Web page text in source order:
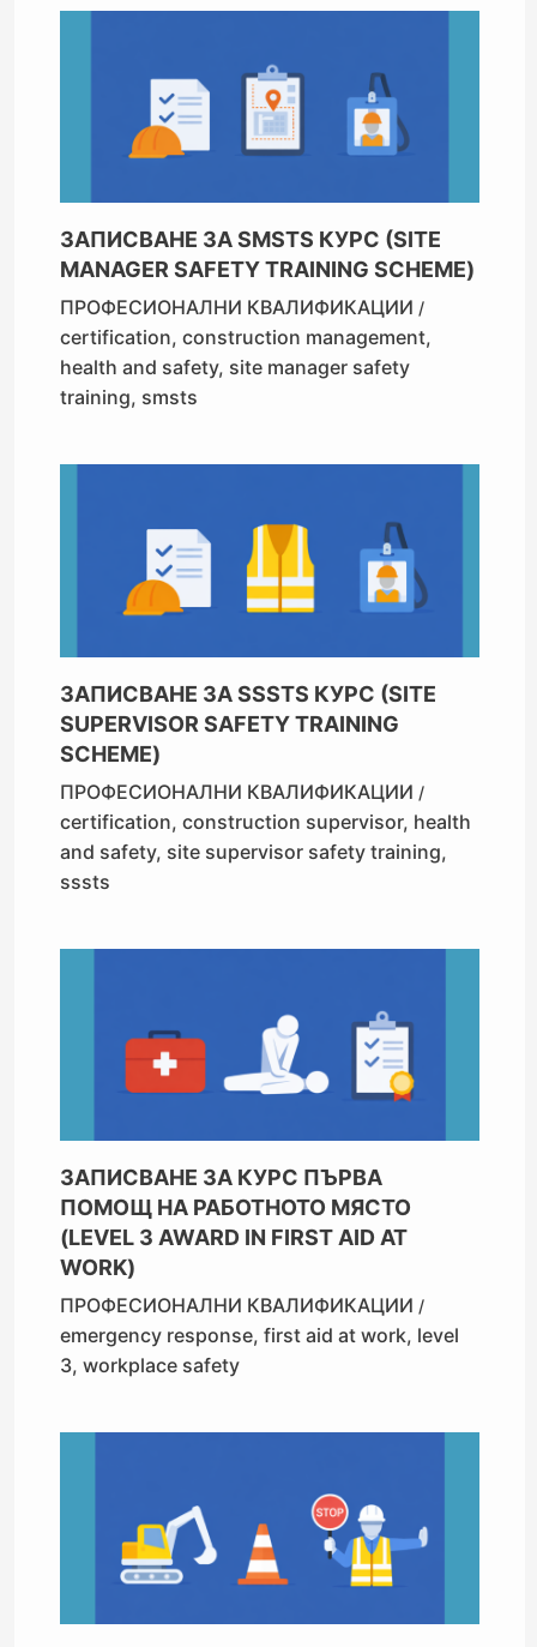
ЗАПИСВАНЕ ЗА SMSTS КУРС (SITE
MANAGER SAFETY TRAINING SCHEME)
ПРОФЕСИОНАЛНИ КВАЛИФИКАЦИИ /
certification,construction management,
health and safety, site manager safety
training, smsts
ЗАПИСВАНЕ ЗА SSSTS КУРС (SITE
SUPERVISOR SAFETY TRAINING
SCHEME)
ПРОФЕСИОНАЛНИ КВАЛИФИКАЦИИ /
certification,construction supervisor, health
and safety, site supervisor safety training,
sssts
ЗАПИСВАНЕ ЗА КУРС ПЪРВА
ПОМОЩ НА РАБОТНОТО МЯСТО
(LEVEL 3 AWARD IN FIRST AID AT
WORK)
ПРОФЕСИОНАЛНИ КВАЛИФИКАЦИИ /
emergency response,first aid at work, level
3,workplace safety